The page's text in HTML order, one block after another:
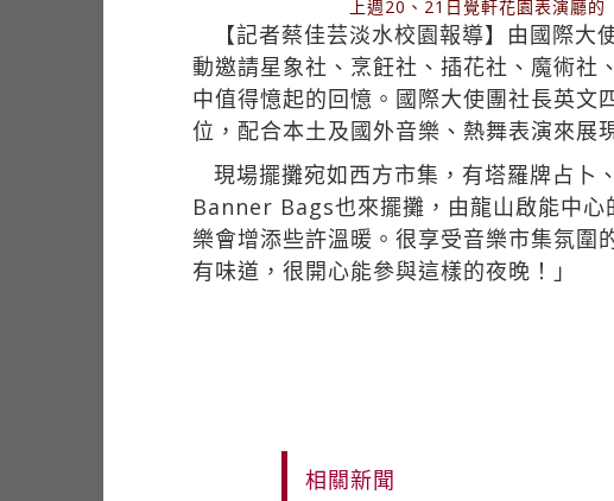
上週20、21日覺軒花園表演廳
【記者蔡佳芸淡水校園報導】由國際
動邀請星象社、烹飪社、插花社、魔術社
中值得憶起的回憶。國際大使團社長英文
位，配合本土及國外音樂、熱舞表演來展
現場擺攤宛如西方市集，有塔羅牌占卜
Banner Bags也來擺攤，由龍山啟能中心
樂會增添些許溫暖。很享受音樂市集氛圍
有味道，很開心能參與這樣的夜晚！」
相關新聞